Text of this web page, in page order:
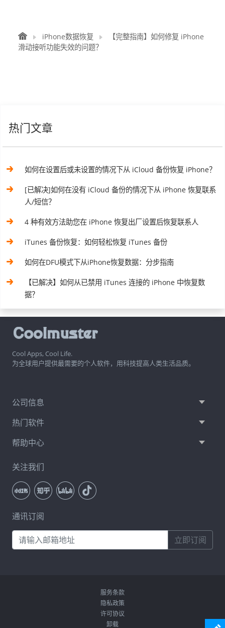
iPhone数据恢复
【完整指南】如何修复 iPhone
滑动接听功能失效的问题？
热门文章
如何在设置后或未设置的情况下从 iCloud 备份恢复 iPhone？
[已解决]如何在没有 iCloud 备份的情况下从 iPhone 恢复联系
人/短信？
4 种有效方法助您在 iPhone 恢复出厂设置后恢复联系人
iTunes 备份恢复：如何轻松恢复 iTunes 备份
如何在DFU模式下从iPhone恢复数据：分步指南
【已解决】如何从已禁用 iTunes 连接的 iPhone 中恢复数
据？
Cool Apps, Cool Life.
为全球用户提供最需要的个人软件，用科技提高人类生活品质。
公司信息
热门软件
帮助中心
关注我们
通讯订阅
立即订阅
服务条款
隐私政策
许可协议
卸载